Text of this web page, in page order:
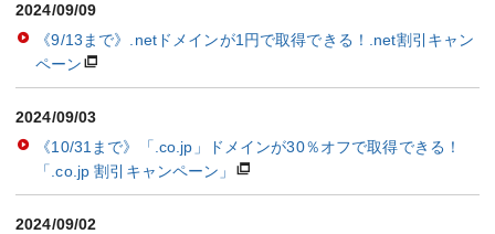
2024/09/09
《9/13まで》.netドメインが1円で取得できる！.net割引キャン
ペーン
2024/09/03
《10/31まで》「.co.jp」ドメインが30％オフで取得できる！
「.co.jp 割引キャンペーン」
2024/09/02